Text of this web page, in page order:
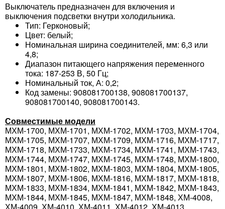
Выключатель предназначен для включения и
выключения подсветки внутри холодильника.
Тип: Герконовый;
Цвет: белый;
Номинальная ширина соединителей, мм: 6,3 или
4,8;
Диапазон питающего напряжения переменного
тока: 187-253 В, 50 Гц;
Номинальный ток, А: 0,2;
Код замены: 908081700138, 908081700137,
908081700140, 908081700143.
Совместимые модели
МХМ-1700, МХМ-1701, МХМ-1702, МХМ-1703, МХМ-1704,
МХМ-1705, МХМ-1707, МХМ-1709, МХМ-1716, МХМ-1717,
МХМ-1718, МХМ-1733, МХМ-1734, МХМ-1741, МХМ-1743,
МХМ-1744, МХМ-1747, МХМ-1745, МХМ-1748, МХМ-1800,
МХМ-1801, МХМ-1802, МХМ-1803, МХМ-1804, МХМ-1805,
МХМ-1807, МХМ-1806, МХМ-1816, МХМ-1817, МХМ-1818,
МХМ-1833, МХМ-1834, МХМ-1841, МХМ-1842, МХМ-1843,
МХМ-1844, МХМ-1845, МХМ-1847, МХМ-1848, ХМ-4008,